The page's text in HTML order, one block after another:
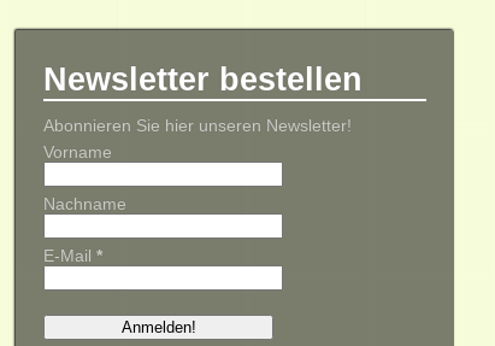
Newsletter bestellen
Abonnieren Sie hier unseren Newsletter!
Vorname
Nachname
E-Mail*